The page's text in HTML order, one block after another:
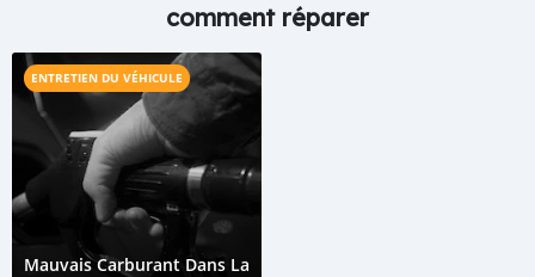
comment réparer
ENTRETIEN DU VÉHICULE
Mauvais Carburant Dans La